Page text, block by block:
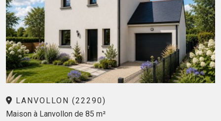
LANVOLLON (22290)
Maison à Lanvollon de 85 m²